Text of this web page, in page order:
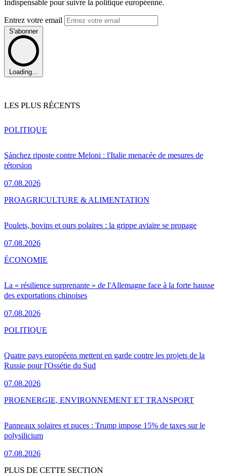
Indispensable pour suivre la politique européenne.
Entrez votre email
S'abonner
Loading...
LES PLUS RÉCENTS
Sánchez riposte contre Meloni : l'Italie menacée de mesures de
rétorsion
07.08.2026
POLITIQUE
Poulets, bovins et ours polaires : la grippe aviaire se propage
07.08.2026
PROAGRICULTURE & ALIMENTATION
La « résilience surprenante » de l'Allemagne face à la forte hausse
des exportations chinoises
07.08.2026
ÉCONOMIE
Quatre pays européens mettent en garde contre les projets de la
Russie pour l'Ossétie du Sud
07.08.2026
POLITIQUE
Panneaux solaires et puces : Trump impose 15% de taxes sur le
polysilicium
07.08.2026
PROENERGIE, ENVIRONNEMENT ET TRANSPORT
PLUS DE CETTE SECTION